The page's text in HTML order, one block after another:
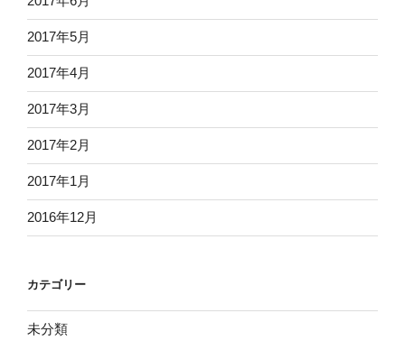
2017年5月
2017年4月
2017年3月
2017年2月
2017年1月
2016年12月
カテゴリー
未分類